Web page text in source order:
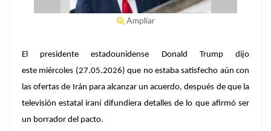
Ampliar
El presidente estadounidense Donald Trump dijo
este miércoles (27.05.2026) que no estaba satisfecho aún con
las ofertas de Irán para alcanzar un acuerdo, después de que la
televisión estatal iraní difundiera detalles de lo que afirmó ser
un borrador del pacto.